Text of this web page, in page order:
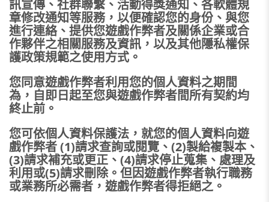
訊宣傳、社群聯繫、活動得獎通知、各軟體規
章修改通知等服務，以便確認您的身份、與您
進行連絡、提供您遊戲作弊者及關係企業或合
作夥伴之相關服務及資訊，以及其他隱私權保
護政策規範之使用方式。
您同意遊戲作弊者利用您的個人資料之期間
為，自即日起至您與遊戲作弊者間所有契約均
終止前。
您可依個人資料保護法，就您的個人資料向遊
戲作弊者 (1)請求查詢或閱覽、(2)製給複製本、
(3)請求補充或更正、(4)請求停止蒐集、處理及
利用或(5)請求刪除。但因遊戲作弊者執行職務
或業務所必需者，遊戲作弊者得拒絕之。